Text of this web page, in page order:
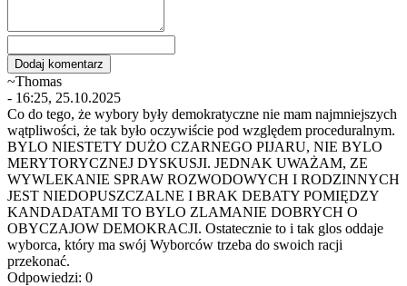
~Thomas
- 16:25, 25.10.2025
Co do tego, że wybory były demokratyczne nie mam najmniejszych
wątpliwości, że tak było oczywiście pod względem proceduralnym.
BYLO NIESTETY DUŻO CZARNEGO PIJARU, NIE BYLO
MERYTORYCZNEJ DYSKUSJI. JEDNAK UWAŻAM, ZE
WYWLEKANIE SPRAW ROZWODOWYCH I RODZINNYCH
JEST NIEDOPUSZCZALNE I BRAK DEBATY POMIĘDZY
KANDADATAMI TO BYLO ZLAMANIE DOBRYCH O
OBYCZAJOW DEMOKRACJI. Ostatecznie to i tak glos oddaje
wyborca, który ma swój Wyborców trzeba do swoich racji
przekonać.
Odpowiedzi: 0